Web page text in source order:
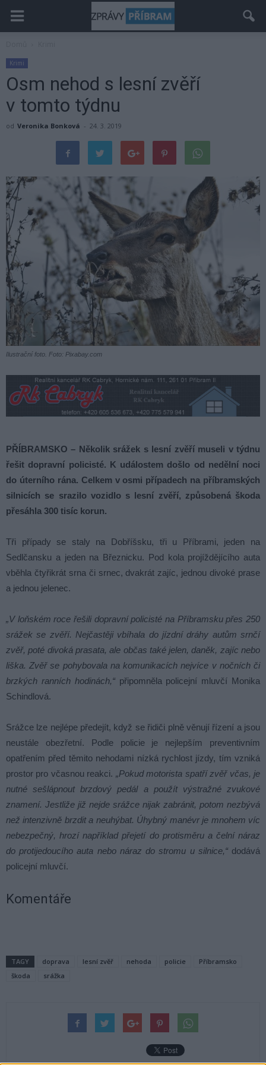
Krimi
Osm nehod s lesní zvěří
v tomto týdnu
od Veronika Bonková - 24. 3. 2019
Ilustrační foto. Foto: Pixabay.com
PŘÍBRAMSKO – Několik srážek s lesní zvěří museli v týdnu
řešit dopravní policisté. K událostem došlo od nedělní noci
do úterního rána. Celkem v osmi případech na příbramských
silnicích se srazilo vozidlo s lesní zvěří, způsobená škoda
přesáhla 300 tisíc korun.
Tři případy se staly na Dobříšsku, tři u Příbrami, jeden na
Sedlčansku a jeden na Březnicku. Pod kola projíždějícího auta
vběhla čtyřikrát srna či srnec, dvakrát zajíc, jednou divoké prase
a jednou jelenec.
„V loňském roce řešili dopravní policisté na Příbramsku přes 250
srážek se zvěří. Nejčastěji vbíhala do jízdní dráhy autům srnčí
zvěř, poté divoká prasata, ale občas také jelen, daněk, zajíc nebo
liška. Zvěř se pohybovala na komunikacích nejvíce v nočních či
brzkých ranních hodinách,“připomněla policejní mluvčí Monika
Schindlová.
Srážce lze nejlépe předejít, když se řidiči plně věnují řízení a jsou
neustále obezřetní. Podle policie je nejlepším preventivním
opatřením před těmito nehodami nízká rychlost jízdy, tím vzniká
prostor pro včasnou reakci. „Pokud motorista spatří zvěř včas, je
nutné sešlápnout brzdový pedál a použít výstražné zvukové
znamení. Jestliže již nejde srážce nijak zabránit, potom nezbývá
než intenzivně brzdit a neuhýbat. Úhybný manévr je mnohem víc
nebezpečný, hrozí například přejetí do protisměru a čelní náraz
do protijedoucího auta nebo náraz do stromu u silnice,“dodává
policejní mluvčí.
Komentáře
TAGY doprava lesní zvěř nehoda policie
Příbramsko
škoda
srážka